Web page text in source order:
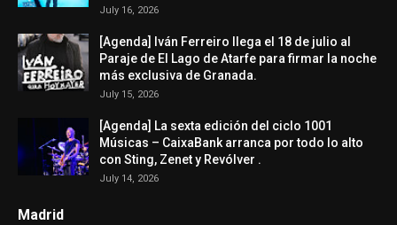
July 16, 2026
[Agenda] Iván Ferreiro llega el 18 de julio al
Paraje de El Lago de Atarfe para firmar la noche
más exclusiva de Granada.
July 15, 2026
[Agenda] La sexta edición del ciclo 1001
Músicas – CaixaBank arranca por todo lo alto
con Sting, Zenet y Revólver .
July 14, 2026
Madrid